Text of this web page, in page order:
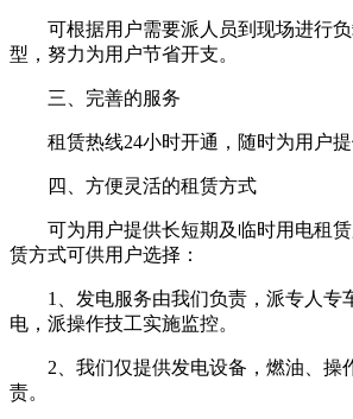
可根据用户需要派人员到现场进行负
型，努力为用户节省开支。
三、完善的服务
租赁热线24小时开通，随时为用户提
四、方便灵活的租赁方式
可为用户提供长短期及临时用电租赁
赁方式可供用户选择：
1、发电服务由我们负责，派专人专
电，派操作技工实施监控。
2、我们仅提供发电设备，燃油、操
责。